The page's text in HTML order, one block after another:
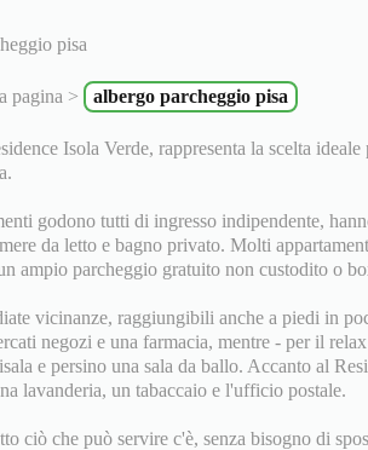
pisa
pagina > albergo parcheggio pisa
Isola Verde, rappresenta la scelta
godono tutti di ingresso indipendente,
da letto e bagno privato. Molti
ampio parcheggio gratuito non custodito o
vicinanze, raggiungibili anche a piedi in
negozi e una farmacia, mentre - per il
e persino una sala da ballo. Accanto al
lavanderia, un tabaccaio e l'ufficio postale.
ciò che può servire c'è, senza bisogno di